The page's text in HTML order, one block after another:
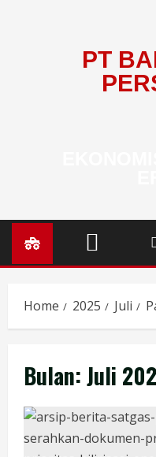
PT
Home 2025 Juli
Bulan:Juli